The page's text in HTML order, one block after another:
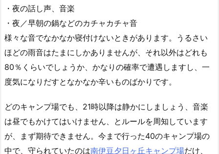
・夜の話し声、音楽
・夜／早朝の鍋などのカチャカチャ音
様々な音でなかなか寝付けないときがあります。うるさい
ほどの雨音はたまにしかありませんが、それ以外はどれも
80％くらいでしょうか、かなりの確率で遭遇しますし、一
度気になりだすとなかなか辛いものばかりです。
どのキャンプ場でも、21時以降は静かにしましょう、音楽
は昼でもかけてはいけません、とルールを周知しています
が、まず期待できません。今まで行った40のキャンプ場の
中で、守られていたのは南伊豆夕日ヶ丘キャンプ場だけ、